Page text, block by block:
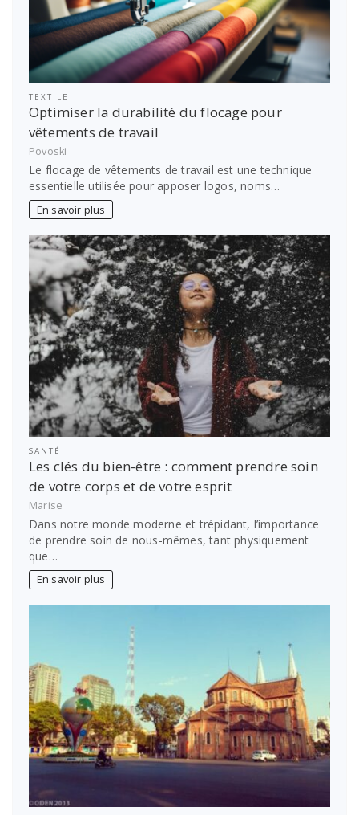
TEXTILE
Optimiser la durabilité du flocage pour
vêtements de travail
Povoski
Le flocage de vêtements de travail est une technique
essentielle utilisée pour apposer logos, noms…
En savoir plus
SANTÉ
Les clés du bien-être : comment prendre soin
de votre corps et de votre esprit
Marise
Dans notre monde moderne et trépidant, l’importance
de prendre soin de nous-mêmes, tant physiquement
que…
En savoir plus